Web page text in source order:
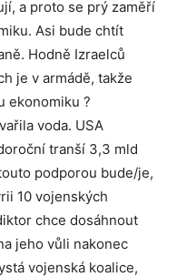
a proto se prý zaměří
Asi bude chtít
Hodně Izraelců
je v armádě, takže
ekonomiku ?
voda. USA
tranší 3,3 mld
podporou bude/je,
10 vojenských
chce dosáhnout
jeho vůli nakonec
vojenská koalice,